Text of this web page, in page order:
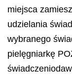
miejsca
udzielania
wybranego
pielęgniarkę